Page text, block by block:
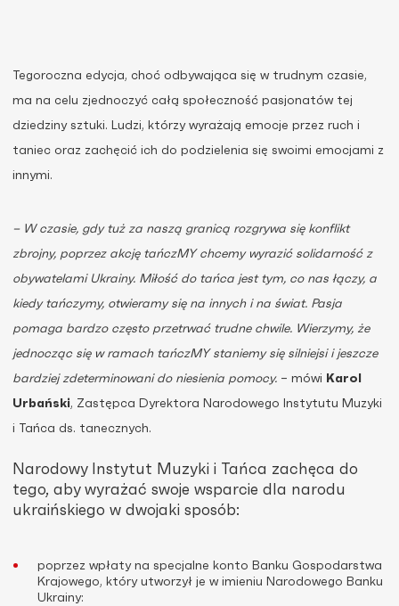
Tegoroczna edycja, choć odbywająca się w trudnym czasie,
ma na celu zjednoczyć całą społeczność pasjonatów tej
dziedziny sztuki. Ludzi, którzy wyrażają emocje przez ruch i
taniec oraz zachęcić ich do podzielenia się swoimi emocjami z
innymi.
– W czasie, gdy tuż za naszą granicą rozgrywa się konflikt
zbrojny, poprzez akcję tańczMY chcemy wyrazić solidarność z
obywatelami Ukrainy. Miłość do tańca jest tym, co nas łączy, a
kiedy tańczymy, otwieramy się na innych i na świat. Pasja
pomaga bardzo często przetrwać trudne chwile. Wierzymy, że
jednocząc się w ramach tańczMY staniemy się silniejsi i jeszcze
bardziej zdeterminowani do niesienia pomocy. – mówi Karol
Urbański, Zastępca Dyrektora Narodowego Instytutu Muzyki
i Tańca ds. tanecznych.
Narodowy Instytut Muzyki i Tańca zachęca do
tego, aby wyrażać swoje wsparcie dla narodu
ukraińskiego w dwojaki sposób:
poprzez wpłaty na specjalne konto Banku Gospodarstwa
Krajowego, który utworzył je w imieniu Narodowego Banku
Ukrainy: